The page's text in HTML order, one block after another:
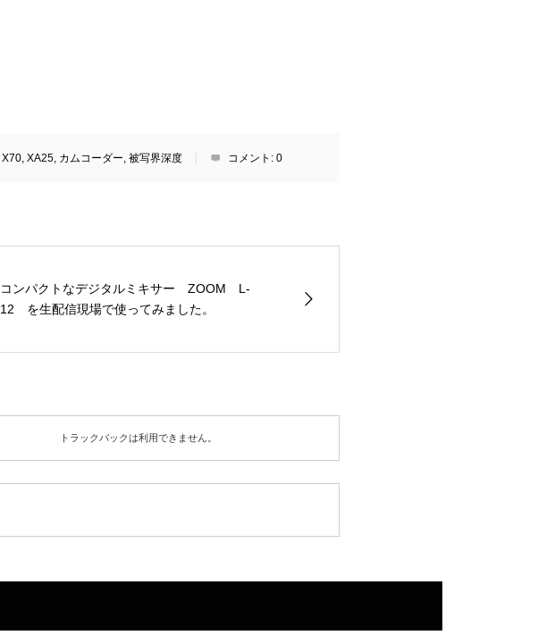
X70, XA25, カムコーダー, 被写界深度 コメント: 0
コンパクトなデジタルミキサー ZOOM L-
12 を生配信現場で使ってみました。
トラックバックは利用できません。